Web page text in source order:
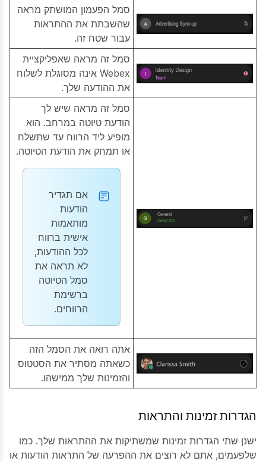
סמל הפעמון המושתק מראה
שהשבתת את ההתראות
עבור שטח זה.
סמל זה מראה שאפליקציית
Webex אינה מסוגלת לשלוח
את ההודעה שלך.
סמל זה מראה שיש לך
הודעת טיוטה במרחב. הוא
מופיע ליד הרווח עד שתשלח
או תמחק את הודעת הטיוטה.
אם תגדיר
הודעות
מותאמות
אישית ברווח
לכל ההודעות,
לא תראה את
סמל הטיוטה
ברשימת
הרווחים.
אתה רואה את הסמל הזה
כשאתה מסתיר את הסטטוס
והזמינות שלך ממישהו.
הגדרות זמינות והתראות
ישנן שתי הגדרות זמינות שמשתיקות את ההתראות שלך. כמו
שלפעמים, אתם לא רוצים את ההפרעה של התראות הודעות או